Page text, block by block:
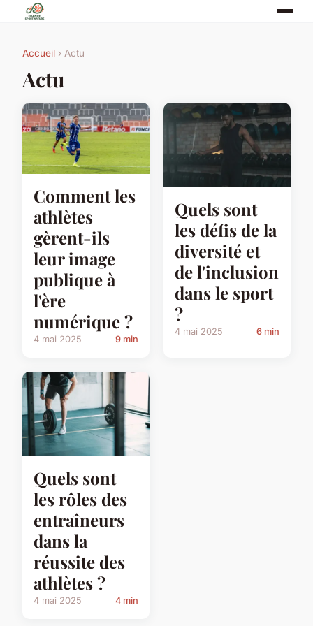
Accueil › Actu
Actu
Comment les
athlètes
gèrent-ils
leur image
publique à
l'ère
numérique ?
4 mai 2025 9 min
Quels sont
les défis de la
diversité et
de l'inclusion
dans le sport
?
4 mai 2025 6 min
Quels sont
les rôles des
entraîneurs
dans la
réussite des
athlètes ?
4 mai 2025 4 min